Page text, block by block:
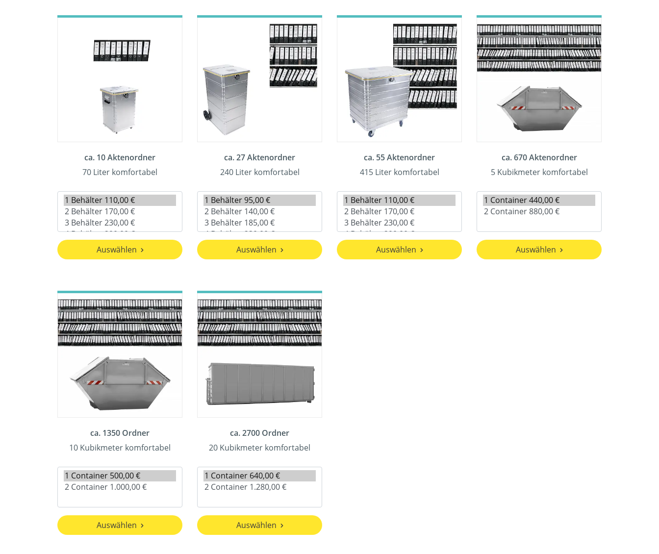
ca. 10 Aktenordner
70 Liter komfortabel
Auswählen
ca. 27 Aktenordner
240 Liter komfortabel
Auswählen
ca. 55 Aktenordner
415 Liter komfortabel
Auswählen
ca. 670 Aktenordner
5 Kubikmeter komfortabel
Auswählen
ca. 1350 Ordner
10 Kubikmeter komfortabel
Auswählen
ca. 2700 Ordner
20 Kubikmeter komfortabel
Auswählen